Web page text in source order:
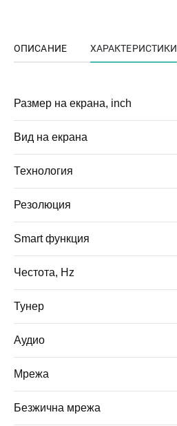
ОПИСАНИЕ ХАРАКТЕРИСТИКИ
Размер на екрана, inch
Вид на екрана
Технология
Резолюция
Smart функция
Честота, Hz
Тунер
Аудио
Мрежа
Безжична мрежа